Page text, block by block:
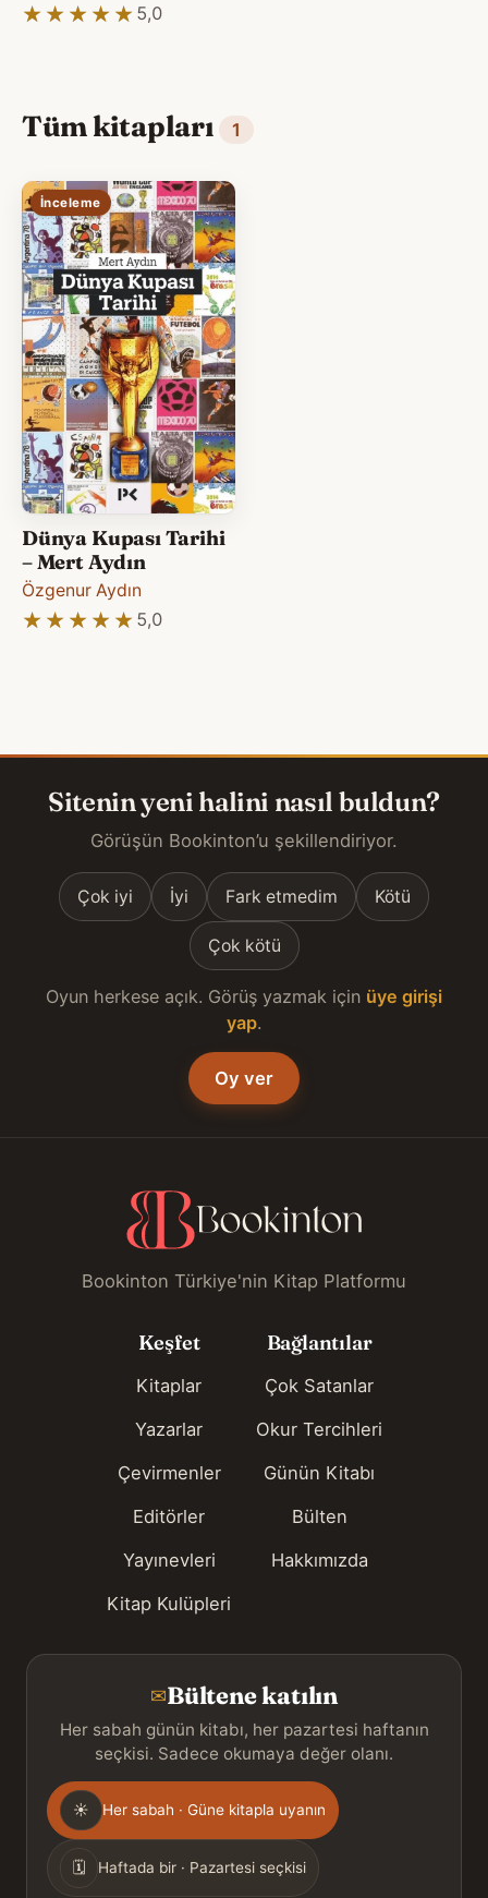
★★★★★
★★★★★ 5,0
Tüm kitapları 1
İnceleme
Dünya Kupası Tarihi
– Mert Aydın
Özgenur Aydın
★★★★★
★★★★★ 5,0
Sitenin yeni halini nasıl buldun?
Görüşün Bookinton’u şekillendiriyor.
Çok iyi İyi Fark etmedim Kötü
Çok kötü
Oyun herkese açık. Görüş yazmak için üye girişi
yap.
Oy ver
Bookinton Türkiye'nin Kitap Platformu
Keşfet
Kitaplar
Yazarlar
Çevirmenler
Editörler
Yayınevleri
Kitap Kulüpleri
Bağlantılar
Çok Satanlar
Okur Tercihleri
Günün Kitabı
Bülten
Hakkımızda
✉Bültene katılın
Her sabah günün kitabı, her pazartesi haftanın
seçkisi. Sadece okumaya değer olanı.
Gönderim
sıklığı
☀ Her sabah · Güne kitapla uyanın
🗓 Haftada bir · Pazartesi seçkisi